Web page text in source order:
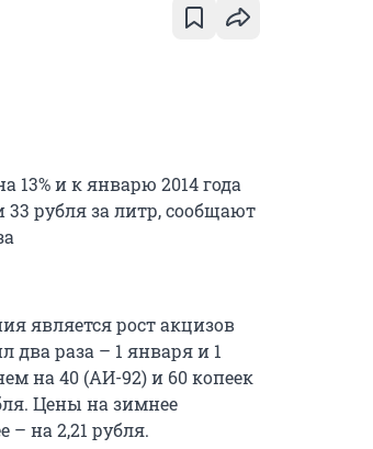
13% и к январю 2014 года
рубля за литр, сообщают
является рост акцизов
два раза – 1 января и 1
на 40 (АИ-92) и 60 копеек
Цены на зимнее
– на 2,21 рубля.